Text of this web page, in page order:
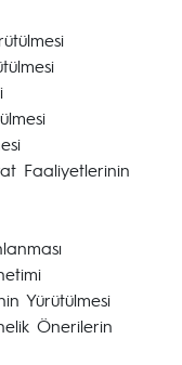
Faaliyetlerinin
Yürütülmesi
Önerilerin